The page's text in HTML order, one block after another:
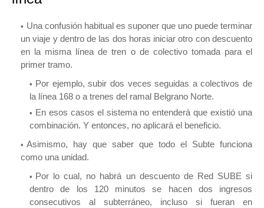
Una confusión habitual es suponer que uno puede terminar
un viaje y dentro de las dos horas iniciar otro con descuento
en la misma línea de tren o de colectivo tomada para el
primer tramo.
Por ejemplo, subir dos veces seguidas a colectivos de
la línea 168 o a trenes del ramal Belgrano Norte.
En esos casos el sistema no entenderá que existió una
combinación. Y entonces, no aplicará el beneficio.
Asimismo, hay que saber que todo el Subte funciona
como una unidad.
Por lo cual, no habrá un descuento de Red SUBE si
dentro de los 120 minutos se hacen dos ingresos
consecutivos al subterráneo, incluso si fueran en